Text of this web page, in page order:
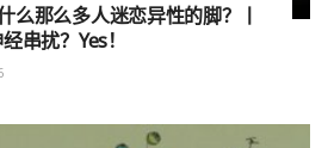
么那么多人迷恋异性的脚？丨
串扰？Yes！